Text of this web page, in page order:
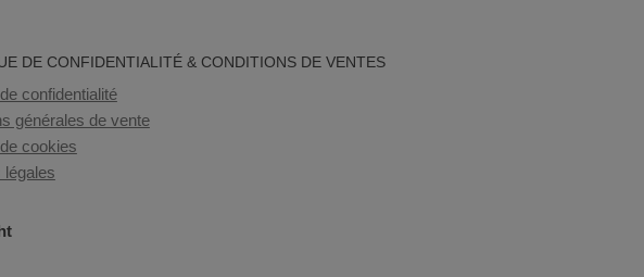
DE CONFIDENTIALITÉ & CONDITIONS DE VENTES
confidentialité
générales de vente
cookies
légales